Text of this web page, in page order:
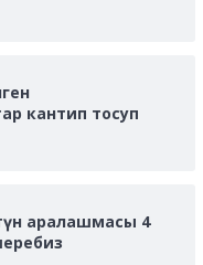
кантип тосуп
аралашмасы 4